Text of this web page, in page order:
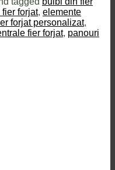
forjat, elemente
forjat personalizat,
fier forjat, panouri